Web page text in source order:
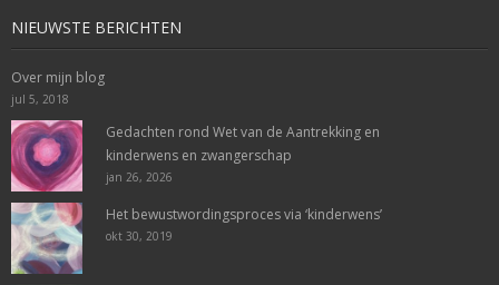
NIEUWSTE BERICHTEN
Over mijn blog
jul 5, 2018
Gedachten rond Wet van de Aantrekking en
kinderwens en zwangerschap
jan 26, 2026
Het bewustwordingsproces via ‘kinderwens’
okt 30, 2019